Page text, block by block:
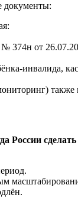
документы:
374н от
инвалида,
также
России